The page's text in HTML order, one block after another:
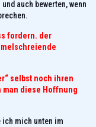
auch bewerten, wenn
fordern. der
selbst noch ihren
man diese Hoffnung
ich mich unten im